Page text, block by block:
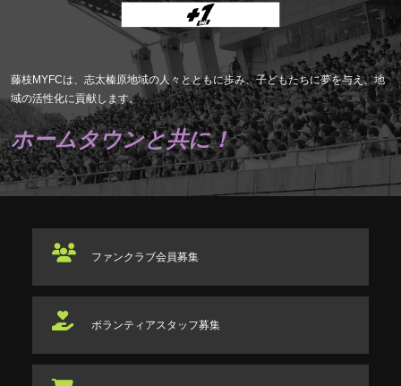
藤枝MYFCは、志太榛原地域の人々とともに歩み、子どもたちに夢を与え、地
域の活性化に貢献します。
ホームタウンと共に！
ファンクラブ会員募集
ボランティアスタッフ募集